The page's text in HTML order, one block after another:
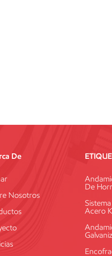
De
Nosotros
De
Acero